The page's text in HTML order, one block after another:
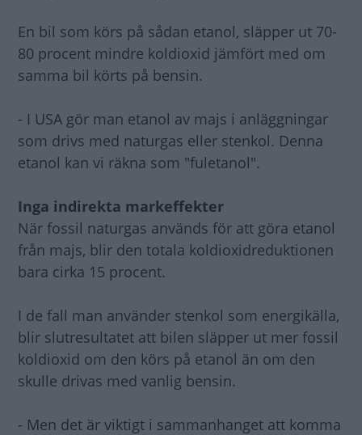
En bil som körs på sådan etanol, släpper ut 70-
80 procent mindre koldioxid jämfört med om
samma bil körts på bensin.
- I USA gör man etanol av majs i anläggningar
som drivs med naturgas eller stenkol. Denna
etanol kan vi räkna som "fuletanol".
Inga indirekta markeffekter
När fossil naturgas används för att göra etanol
från majs, blir den totala koldioxidreduktionen
bara cirka 15 procent.
I de fall man använder stenkol som energikälla,
blir slutresultatet att bilen släpper ut mer fossil
koldioxid om den körs på etanol än om den
skulle drivas med vanlig bensin.
- Men det är viktigt i sammanhanget att komma